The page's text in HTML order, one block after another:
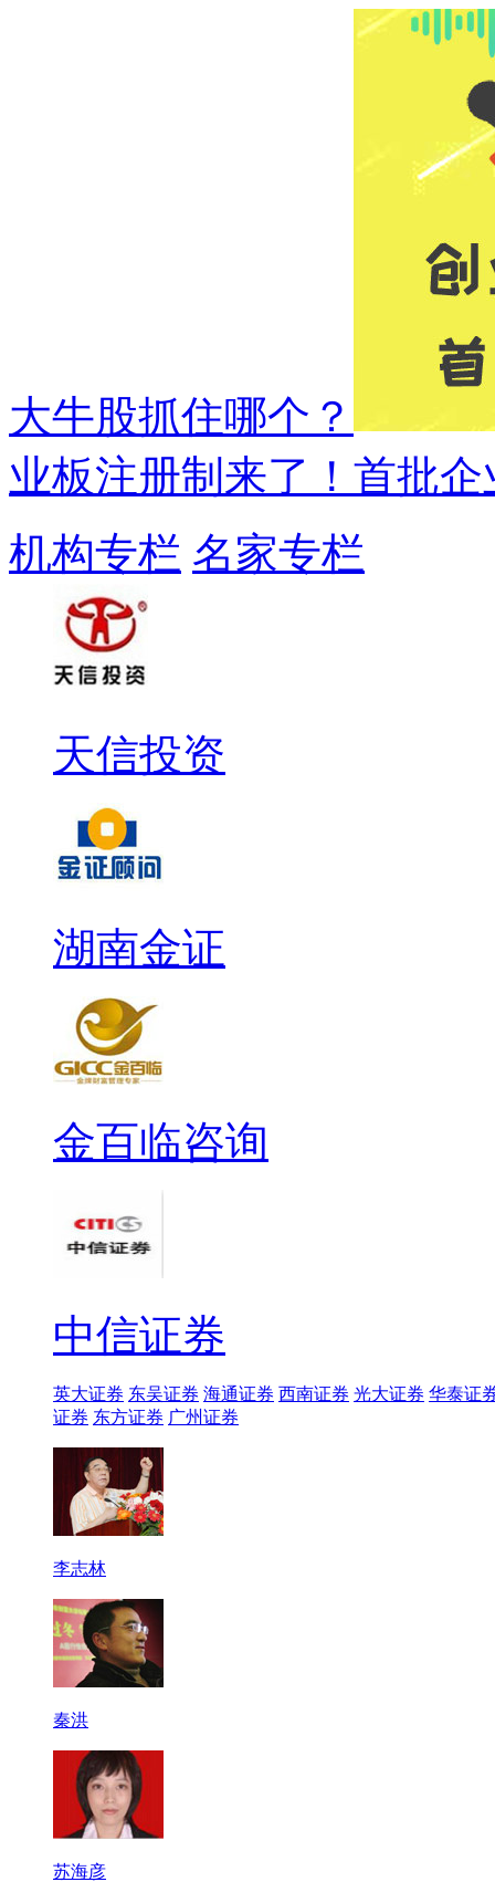
大牛股抓住哪个？
业板注册制来了！首批
机构专栏 名家专栏
天信投资
湖南金证
金百临咨询
中信证券
英大证券 东吴证券 海通证券 西南证券 光大证券 华泰证
证券 东方证券 广州证券
李志林
秦洪
苏海彦